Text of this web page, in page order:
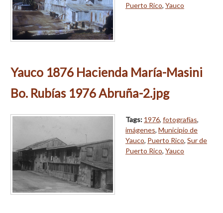
Puerto Rico, Yauco
Yauco 1876 Hacienda María-Masini
Bo. Rubías 1976 Abruña-2.jpg
Tags: 1976, fotografías,
imágenes, Municipio de
Yauco, Puerto Rico, Sur de
Puerto Rico, Yauco